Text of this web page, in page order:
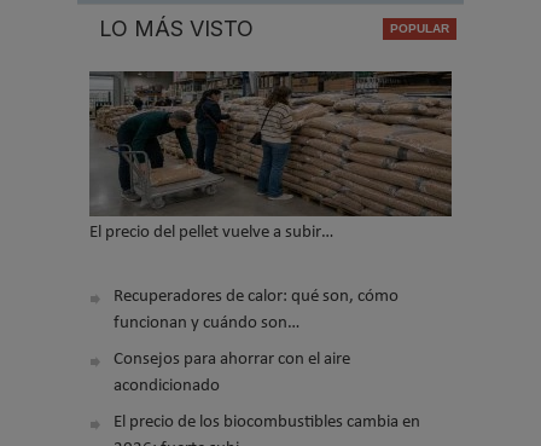
LO MÁS VISTO
El precio del pellet vuelve a subir…
Recuperadores de calor: qué son, cómo
funcionan y cuándo son…
Consejos para ahorrar con el aire
acondicionado
El precio de los biocombustibles cambia en